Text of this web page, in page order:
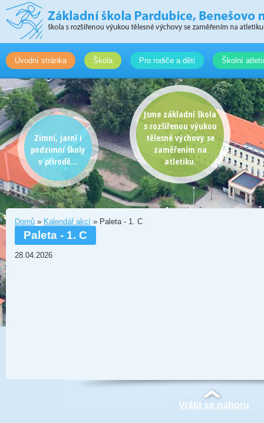
Úvodní stránka Škola Pro rodiče a děti Školní
Zimní, jarní i
podzimní školy
v přírodě...
Jsme základní škola
s rozšířenou výukou
tělesné výchovy se
zaměřením na
atletiku.
Domů » Kalendář akcí » Paleta - 1. C
Paleta - 1. C
28.04.2026
Vrátit se nahoru